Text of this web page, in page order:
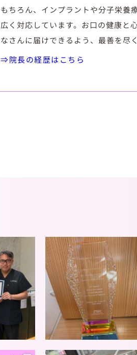
もちろん、インプラントや分子栄養
広く対応しています。お口の健康と
なさんに届けできるよう、最善を尽
⇒院長の経歴はこちら